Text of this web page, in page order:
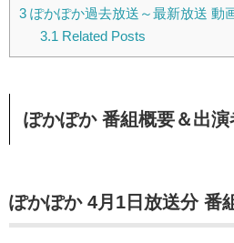
3 ぽかぽか過去放送～最新放送 動
3.1 Related Posts
ぽかぽか 番組概要＆出
ぽかぽか 4月1日放送分 番